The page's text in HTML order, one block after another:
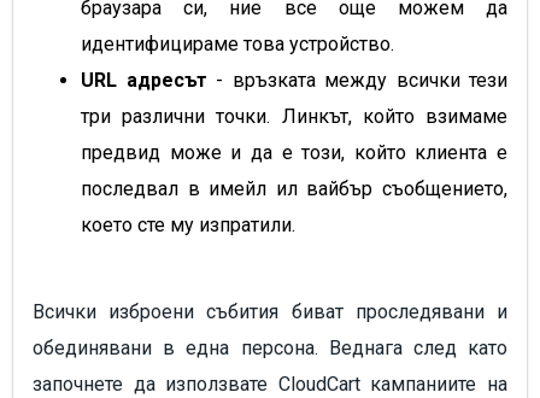
браузара си, ние все още можем да
идентифицираме това устройство.
URL адресът - връзката между всички тези
три различни точки. Линкът, който взимаме
предвид може и да е този, който клиента е
последвал в имейл ил вайбър съобщението,
което сте му изпратили.
Всички изброени събития биват проследявани и
обединявани в една персона. Веднага след като
започнете да използвате CloudCart кампаниите на